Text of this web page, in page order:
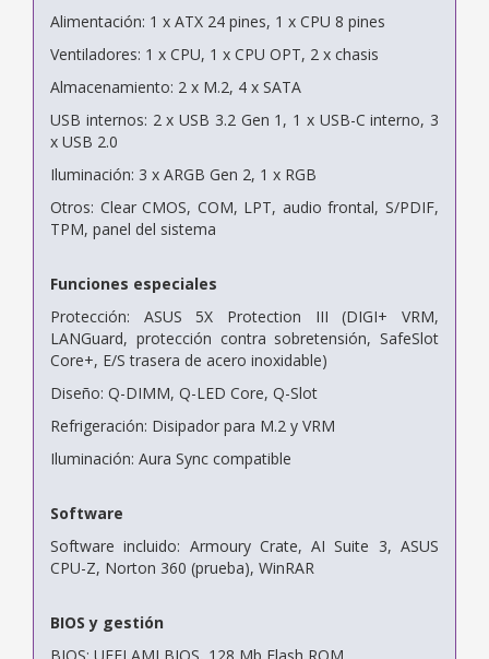
Alimentación: 1 x ATX 24 pines, 1 x CPU 8 pines
Ventiladores: 1 x CPU, 1 x CPU OPT, 2 x chasis
Almacenamiento: 2 x M.2, 4 x SATA
USB internos: 2 x USB 3.2 Gen 1, 1 x USB-C interno, 3
x USB 2.0
Iluminación: 3 x ARGB Gen 2, 1 x RGB
Otros: Clear CMOS, COM, LPT, audio frontal, S/PDIF,
TPM, panel del sistema
Funciones especiales
Protección: ASUS 5X Protection III (DIGI+ VRM,
LANGuard, protección contra sobretensión, SafeSlot
Core+, E/S trasera de acero inoxidable)
Diseño: Q-DIMM, Q-LED Core, Q-Slot
Refrigeración: Disipador para M.2 y VRM
Iluminación: Aura Sync compatible
Software
Software incluido: Armoury Crate, AI Suite 3, ASUS
CPU-Z, Norton 360 (prueba), WinRAR
BIOS y gestión
BIOS: UEFI AMI BIOS, 128 Mb Flash ROM